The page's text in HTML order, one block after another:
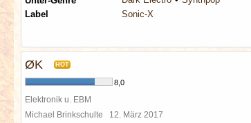
Label
Sonic-X
ØK HOT
8,0
Elektronik u. EBM
Michael Brinkschulte 12. März 2017